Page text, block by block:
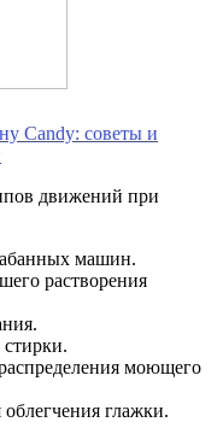
Candy: советы и
движений при
машин.
растворения
моющего
глажки.